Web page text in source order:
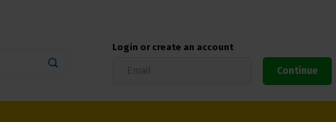
Login or create an account
Continue